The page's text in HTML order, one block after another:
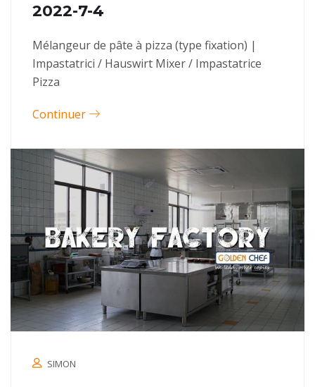
2022-7-4
Mélangeur de pâte à pizza (type fixation) |
Impastatrici / Hauswirt Mixer / Impastatrice
Pizza
Continuer
SIMON